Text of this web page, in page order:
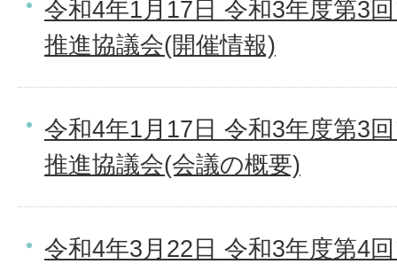
令和4年1月17日 令和3年度第3
推進協議会(開催情報)
令和4年1月17日 令和3年度第3
推進協議会(会議の概要)
令和4年3月22日 令和3年度第4